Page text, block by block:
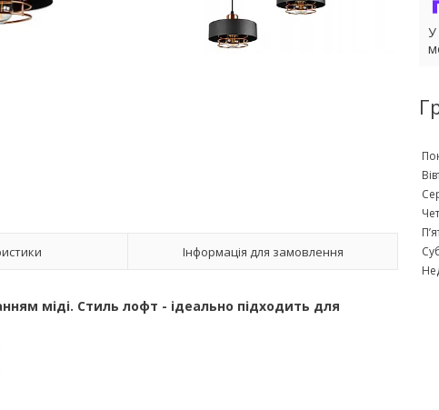
Інформація для замовлення
міді. Стиль лофт - ідеально підходить для
У